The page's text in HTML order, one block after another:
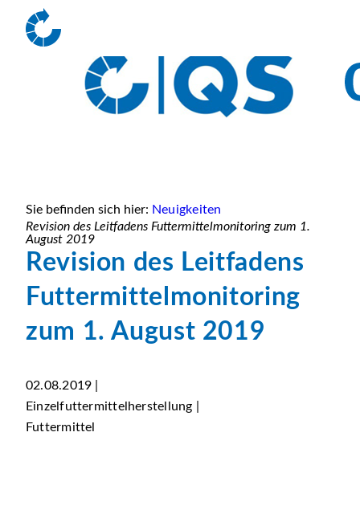
Sie befinden sich hier: Neuigkeiten
Revision des Leitfadens Futtermittelmonitoring zum 1.
August 2019
Revision des Leitfadens
Futtermittelmonitoring
zum 1. August 2019
02.08.2019 |
Einzelfuttermittelherstellung |
Futtermittel